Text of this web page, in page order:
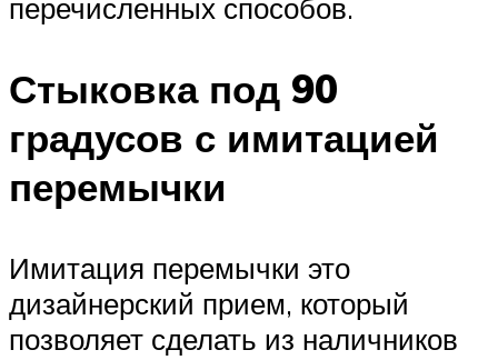
перечисленных способов.
Стыковка под 90
градусов с имитацией
перемычки
Имитация перемычки это
дизайнерский прием, который
позволяет сделать из наличников